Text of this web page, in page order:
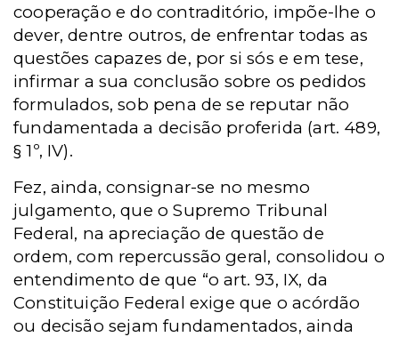
cooperação e do contraditório, impõe-lhe o
dever, dentre outros, de enfrentar todas as
questões capazes de, por si sós e em tese,
infirmar a sua conclusão sobre os pedidos
formulados, sob pena de se reputar não
fundamentada a decisão proferida (art. 489,
§ 1º, IV).
Fez, ainda, consignar-se no mesmo
julgamento, que o Supremo Tribunal
Federal, na apreciação de questão de
ordem, com repercussão geral, consolidou o
entendimento de que “o art. 93, IX, da
Constituição Federal exige que o acórdão
ou decisão sejam fundamentados, ainda